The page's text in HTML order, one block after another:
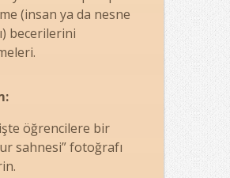
(insan ya da nesne
becerilerini
öğrencilere bir
sahnesi” fotoğrafı